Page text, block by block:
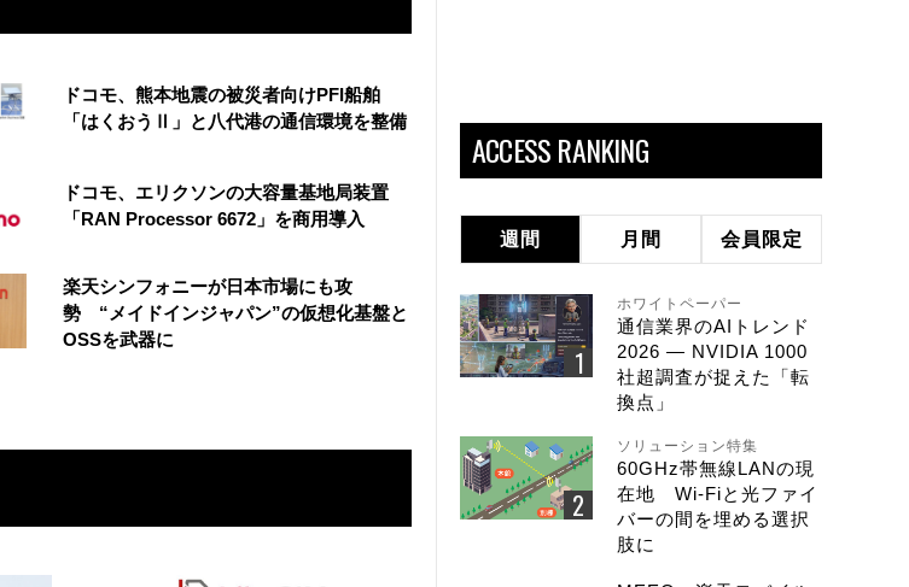
ドコモ、熊本地震の被災者向けPFI船舶
「はくおうⅡ」と八代港の通信環境を整備
ドコモ、エリクソンの大容量基地局装置
「RAN Processor 6672」を商用導入
楽天シンフォニーが日本市場にも攻
勢 “メイドインジャパン”の仮想化基盤と
OSSを武器に
ACCESS RANKING
週間 月間 会員限定
ホワイトペーパー
通信業界のAIトレンド
2026 ― NVIDIA 1000
社超調査が捉えた「転
換点」
ソリューション特集
60GHz帯無線LANの現
在地 Wi-Fiと光ファイ
バーの間を埋める選択
肢に